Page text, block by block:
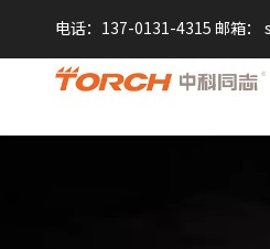
电话：137-0131-4315 邮箱：